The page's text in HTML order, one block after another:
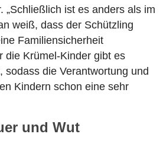
„Schließlich ist es anders als im
weiß, dass der Schützling
Familiensicherheit
die Krümel-Kinder gibt es
sodass die Verantwortung und
Kindern schon eine sehr
und Wut